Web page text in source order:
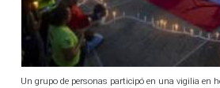
Un grupo de personas participó en una vigilia en